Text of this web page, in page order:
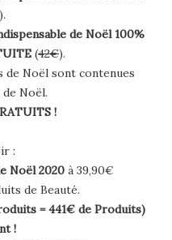
).
de Noël 100%
(42€).
de Noël sont contenues
Noël.
!
:
Noël 2020 à 39,90€
de Beauté.
= 441€ de Produits)
!